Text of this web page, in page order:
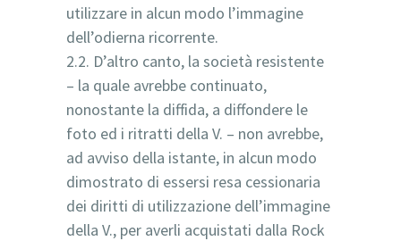
utilizzare in alcun modo l’immagine
dell’odierna ricorrente.
2.2. D’altro canto, la società resistente
– la quale avrebbe continuato,
nonostante la diffida, a diffondere le
foto ed i ritratti della V. – non avrebbe,
ad avviso della istante, in alcun modo
dimostrato di essersi resa cessionaria
dei diritti di utilizzazione dell’immagine
della V., per averli acquistati dalla Rock